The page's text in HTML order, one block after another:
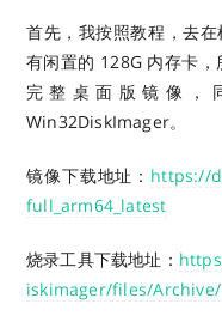
首先，我按照教程，去
有闲置的 128G 内存卡
完整桌面版镜像，
Win32DiskImager。
镜像下载地址： https://
full_arm64_latest
烧录工具下载地址：
iskimager/files/Archive/